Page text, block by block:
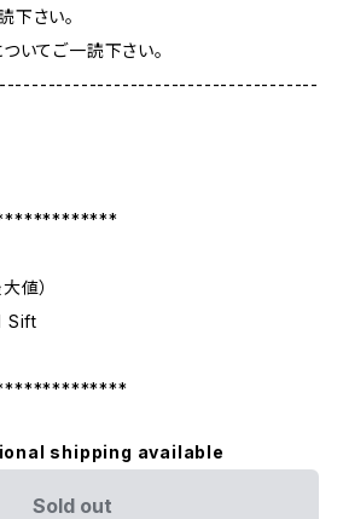
さい。
いてご一読下さい。
値）
Sift
shipping available
Sold out